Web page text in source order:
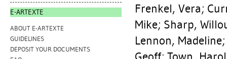
E-ARTEXTE
ABOUT E-ARTEXTE
GUIDELINES
DEPOSIT YOUR DOCUMENTS
Frenkel, Vera;
Mike; Sharp,
Lennon, Madeline